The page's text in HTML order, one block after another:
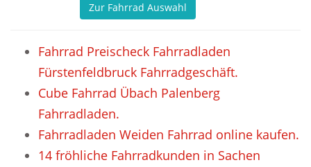
Zur Fahrrad Auswahl
Fahrrad Preischeck Fahrradladen
Fürstenfeldbruck Fahrradgeschäft.
Cube Fahrrad Übach Palenberg
Fahrradladen.
Fahrradladen Weiden Fahrrad online kaufen.
14 fröhliche Fahrradkunden in Sachen